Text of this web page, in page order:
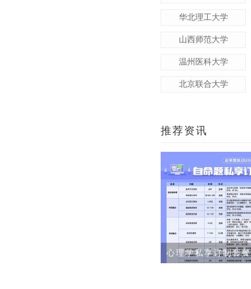
华北理工大学
山西师范大学
温州医科大学
北京联合大学
推荐资讯
覆盖院校